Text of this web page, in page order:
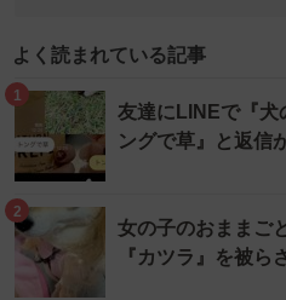
よく読まれている記事
1
友達にLINEで『
ングで草』と返信
2
女の子のおままご
『カツラ』を被ら